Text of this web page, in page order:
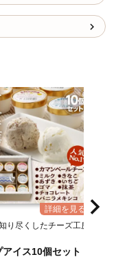
り尽くしたチーズ工房
の牛乳を使った自家製
アイス10個セット